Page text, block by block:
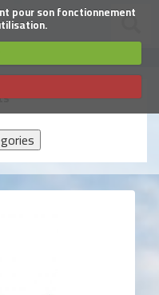
pour son fonctionnement